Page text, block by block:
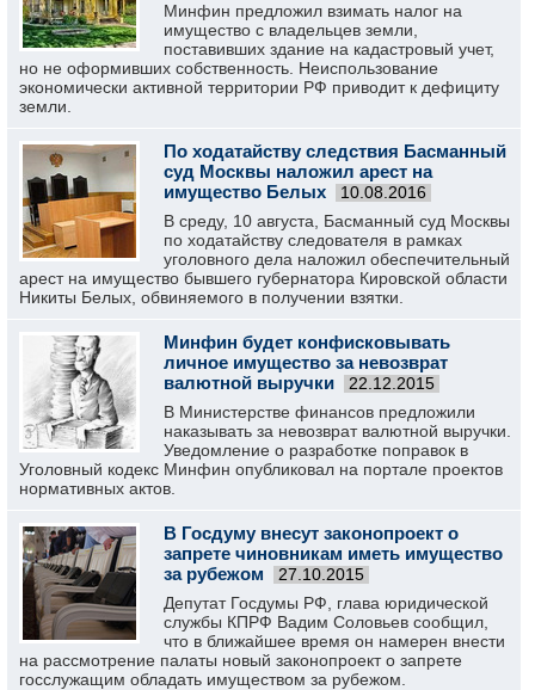
Минфин предложил взимать налог на
имущество с владельцев земли,
поставивших здание на кадастровый учет,
но не оформивших собственность. Неиспользование
экономически активной территории РФ приводит к дефициту
земли.
По ходатайству следствия Басманный
суд Москвы наложил арест на
имущество Белых
10.08.2016
В среду, 10 августа, Басманный суд Москвы
по ходатайству следователя в рамках
уголовного дела наложил обеспечительный
арест на имущество бывшего губернатора Кировской области
Никиты Белых, обвиняемого в получении взятки.
Минфин будет конфисковывать
личное имущество за невозврат
валютной выручки
22.12.2015
В Министерстве финансов предложили
наказывать за невозврат валютной выручки.
Уведомление о разработке поправок в
Уголовный кодекс Минфин опубликовал на портале проектов
нормативных актов.
В Госдуму внесут законопроект о
запрете чиновникам иметь имущество
за рубежом
27.10.2015
Депутат Госдумы РФ, глава юридической
службы КПРФ Вадим Соловьев сообщил,
что в ближайшее время он намерен внести
на рассмотрение палаты новый законопроект о запрете
госслужащим обладать имуществом за рубежом.